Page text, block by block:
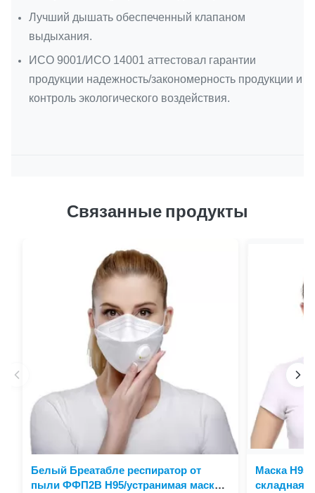
Лучший дышать обеспеченный клапаном
выдыхания.
ИСО 9001/ИСО 14001 аттестовал гарантии
продукции надежность/закономерность продукции и
контроль экологического воздействия.
Связанные продукты
Белый Бреатабле респиратор от
пыли ФФП2В Н95/устранимая маска
Маска
складная